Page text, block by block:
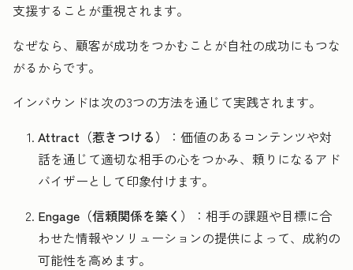
支援することが重視されます。
なぜなら、顧客が成功をつかむことが自社の成功にもつな
がるからです。
インバウンドは次の3つの方法を通じて実践されます。
Attract（惹きつける）
：価値のあるコンテンツや対
話を通じて適切な相手の心をつかみ、頼りになるアド
バイザーとして印象付けます。
Engage（信頼関係を築く）
：相手の課題や目標に合
わせた情報やソリューションの提供によって、成約の
可能性を高めます。